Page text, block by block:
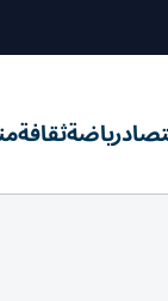
رياضةثقافة